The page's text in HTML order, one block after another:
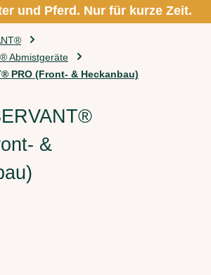
und Pferd. Nur für kurze Zeit.
Abmistgeräte
PRO (Front- & Heckanbau)
&